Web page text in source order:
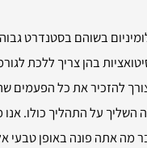
בשוהם בסטנדרט
בהן צריך ללכת
להזכיר את כל הפעמים
השליך על התהליך כולו. אנו
מה אתה פונה באופן טבעי